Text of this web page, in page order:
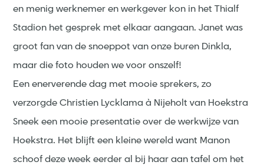
en menig werknemer en werkgever kon in het Thialf
Stadion het gesprek met elkaar aangaan. Janet was
groot fan van de snoeppot van onze buren Dinkla,
maar die foto houden we voor onszelf!
Een enerverende dag met mooie sprekers, zo
verzorgde Christien Lycklama à Nijeholt van Hoekstra
Sneek een mooie presentatie over de werkwijze van
Hoekstra. Het blijft een kleine wereld want Manon
schoof deze week eerder al bij haar aan tafel om het